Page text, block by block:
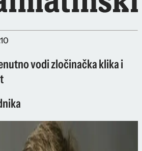
vodi zločinačka klika i